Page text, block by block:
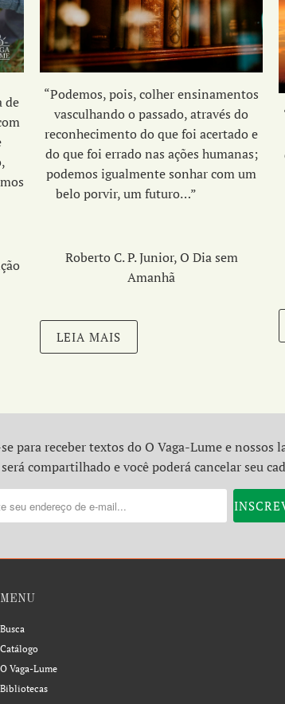
de
“Podemos, pois, colher ensinamentos
vasculhando o passado, através do
reconhecimento do que foi acertado e
do que foi errado nas ações humanas;
podemos igualmente sonhar com um
belo porvir, um futuro…”
Roberto C. P. Junior, O Dia sem
Amanhã
LEIA MAIS
para receber textos do O Vaga-Lume e nossos
compartilhado e você poderá cancelar seu
MENU
Busca
Catálogo
O Vaga-Lume
Bibliotecas